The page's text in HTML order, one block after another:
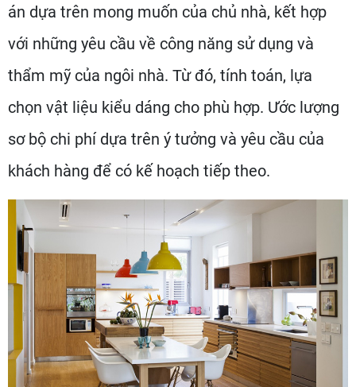
án dựa trên mong muốn của chủ nhà, kết hợp
với những yêu cầu về công năng sử dụng và
thẩm mỹ của ngôi nhà. Từ đó, tính toán, lựa
chọn vật liệu kiểu dáng cho phù hợp. Ước lượng
sơ bộ chi phí dựa trên ý tưởng và yêu cầu của
khách hàng để có kế hoạch tiếp theo.